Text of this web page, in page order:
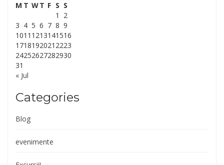
M T WT F S S
« Jul
1
2
3 4 5 6 7 8 9
1011 1213141516
1718192021 2223
24252627282930
31
Categories
Blog
evenimente